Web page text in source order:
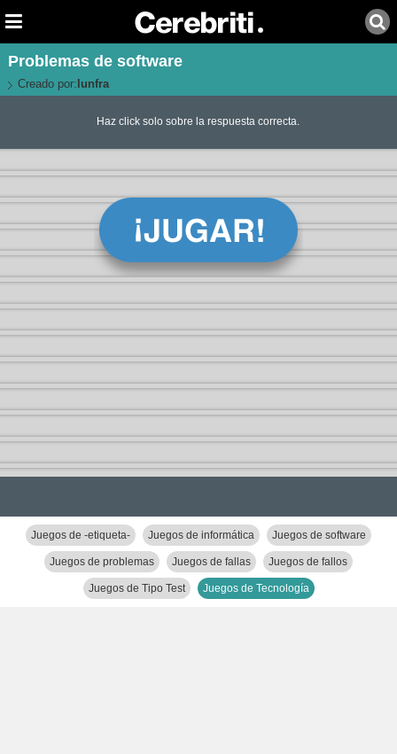
Problemas de software
Creado por: lunfra
Haz click solo sobre la respuesta correcta.
Juegos de -etiqueta- Juegos de informática Juegos de software
Juegos de problemas Juegos de fallas Juegos de fallos
Juegos de Tipo Test Juegos de Tecnología